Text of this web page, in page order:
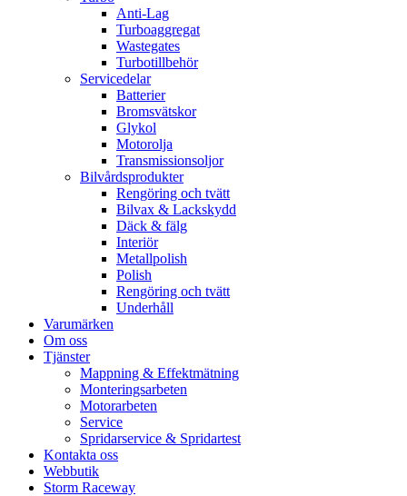
Anti-Lag
Turboaggregat
Wastegates
Turbotillbehör
Servicedelar
Batterier
Bromsvätskor
Glykol
Motorolja
Transmissionsoljor
Bilvårdsprodukter
Rengöring och tvätt
Bilvax & Lackskydd
Däck & fälg
Interiör
Metallpolish
Polish
Rengöring och tvätt
Underhåll
Varumärken
Om oss
Tjänster
Mappning & Effektmätning
Monteringsarbeten
Motorarbeten
Service
Spridarservice & Spridartest
Kontakta oss
Webbutik
Storm Raceway